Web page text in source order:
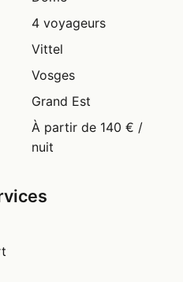
4 voyageurs
Vittel
Vosges
Grand Est
À partir de 140 € /
nuit